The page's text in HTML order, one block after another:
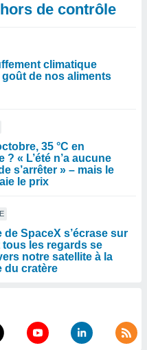
de contrôle
climatique
goût de nos aliments
35 °C en
? « L’été n’a aucune
s’arrêter » – mais le
le prix
de SpaceX s’écrase sur
tous les regards se
notre satellite à la
du cratère